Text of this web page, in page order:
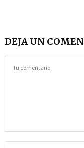
DEJA UN